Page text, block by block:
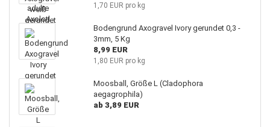
1,70 EUR pro kg
Bodengrund Axogravel Ivory gerundet 0,3 -
3mm, 5 Kg
8,99 EUR
1,80 EUR pro kg
Moosball, Größe L (Cladophora
aegagrophila)
ab 3,89 EUR